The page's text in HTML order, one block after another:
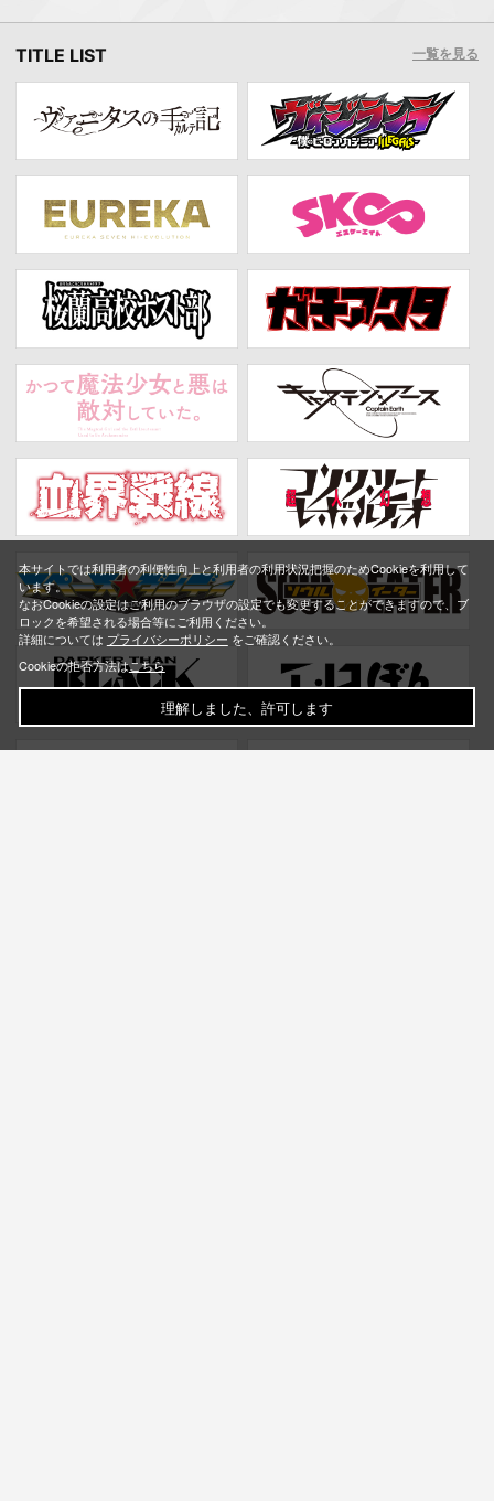
TITLE LIST 一覧を見る
本サイトでは利用者の利便性向上と利用者の利用状況把握のためCookieを利用して
います。
なおCookieの設定はご利用のブラウザの設定でも変更することができますので、ブ
ロックを希望される場合等にご利用ください。
詳細については プライバシーポリシー をご確認ください。
Cookieの拒否方法はこちら
理解しました、許可します